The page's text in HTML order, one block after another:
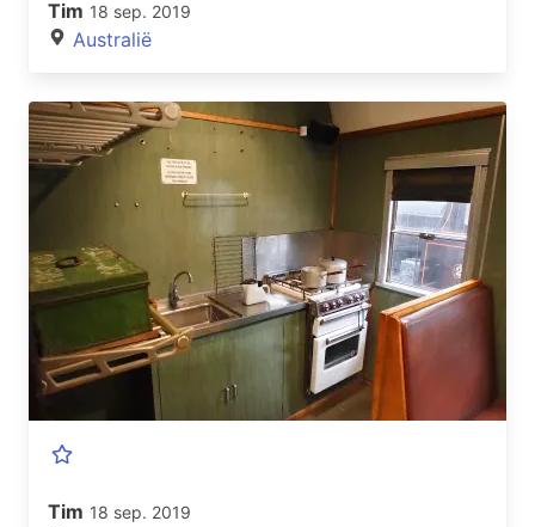
Tim 18 sep. 2019
Australië
Tim 18 sep. 2019